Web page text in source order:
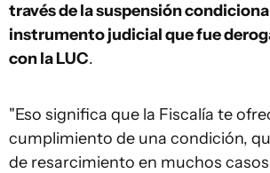
través de la suspensión
instrumento judicial que fue
con la LUC.
"Eso significa que la Fiscalía te
cumplimiento de una condición,
de resarcimiento en muchos